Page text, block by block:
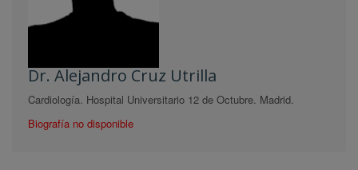
Dr. Alejandro Cruz Utrilla
Cardiología. Hospital Universitario 12 de Octubre. Madrid.
Biografía no disponible